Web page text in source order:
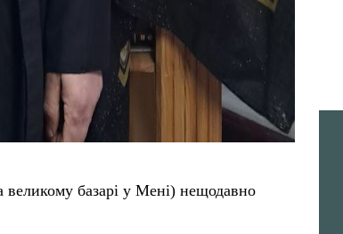
великому базарі у Мені) нещодавно